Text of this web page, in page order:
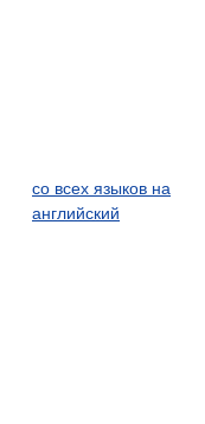
со всех языков на
английский